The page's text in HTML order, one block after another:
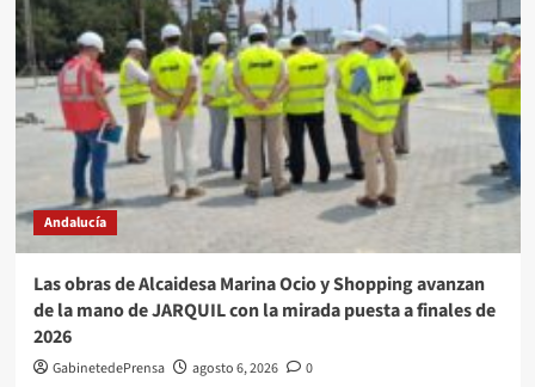
Andalucía
Las obras de Alcaidesa Marina Ocio y Shopping avanzan
de la mano de JARQUIL con la mirada puesta a finales de
2026
GabinetedePrensa agosto 6, 2026 0